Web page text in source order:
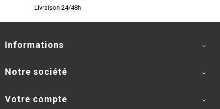
Livraison 24/48h
Informations 
Notre société 
Votre compte 